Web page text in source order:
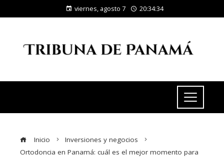
viernes, agosto 7 20:34:35
Inicio
Inversiones y negocios
Ortodoncia en Panamá: cuál es el mejor momento para